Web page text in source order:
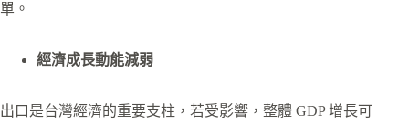
單。
經濟成長動能減弱
出口是台灣經濟的重要支柱，若受影響，整體 GDP 增長可